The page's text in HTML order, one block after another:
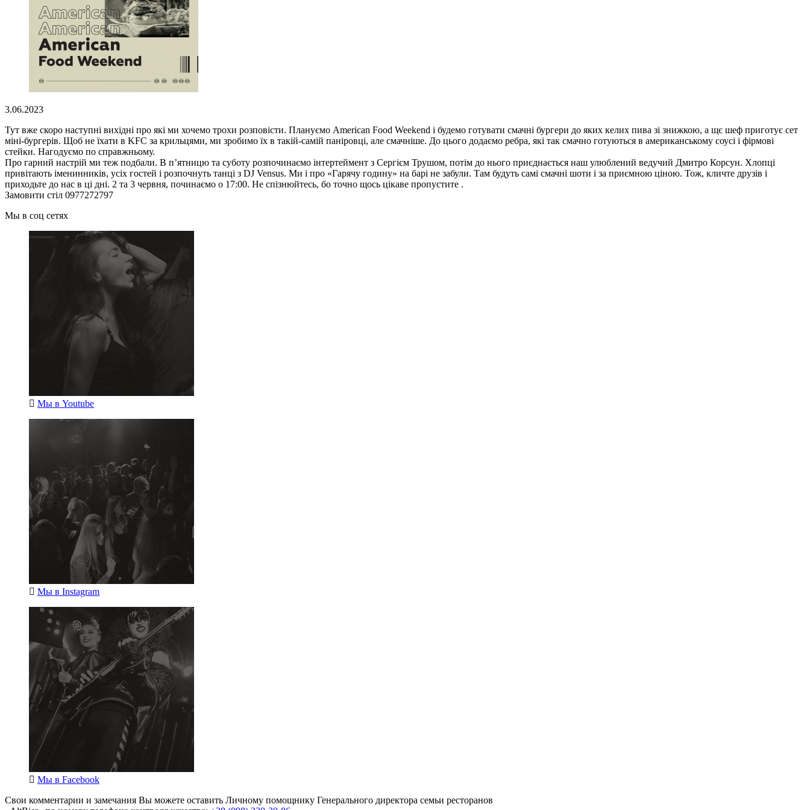
3.06.2023
Тут вже скоро наступні вихідні про які ми хочемо трохи розповісти. Плануємо American Food Weekend і будемо готувати смачні бургери до яких келих пива зі знижкою, а щє шеф приготує сет
міні-бургерів. Щоб не їхати в KFC за крильцями, ми зробимо їх в такій-самій паніровці, але смачніше. До цього додаємо ребра, які так смачно готуються в американському соусі і фірмові
стейки. Нагодуємо по справжньому.
Про гарний настрій ми теж подбали. В п’ятницю та суботу розпочинаємо інтертеймент з Сергієм Трушом, потім до нього приєднається наш улюблений ведучий Дмитро Корсун. Хлопці
привітають іменинників, усіх гостей і розпочнуть танці з DJ Vensus. Ми і про «Гарячу годину» на барі не забули. Там будуть самі смачні шоти і за приємною ціною. Тож, кличте друзів і
приходьте до нас в ці дні. 2 та 3 червня, починаємо о 17:00. Не спізнюйтесь, бо точно щось цікаве пропустите .
Замовити стіл 0977272797
Мы в соц сетях
Мы в Youtube
Мы в Instagram
Мы в Facebook
Свои комментарии и замечания Вы можете оставить Личному помощнику Генерального директора семьи ресторанов